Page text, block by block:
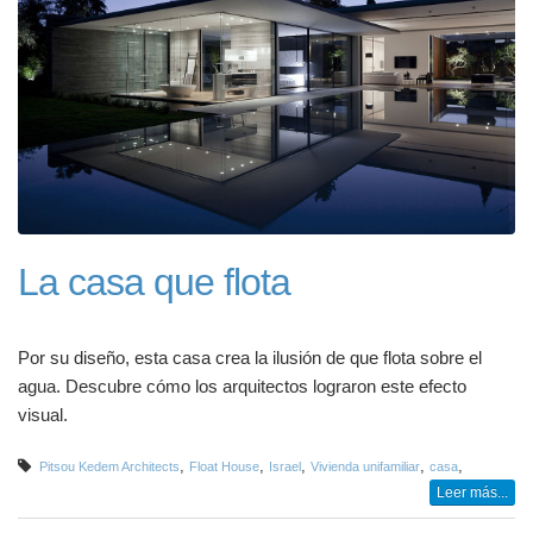
La casa que flota
Por su diseño, esta casa crea la ilusión de que flota sobre el
agua. Descubre cómo los arquitectos lograron este efecto
visual.
Pitsou Kedem Architects, Float House, Israel , Vivienda unifamiliar, casa,
Leer más...